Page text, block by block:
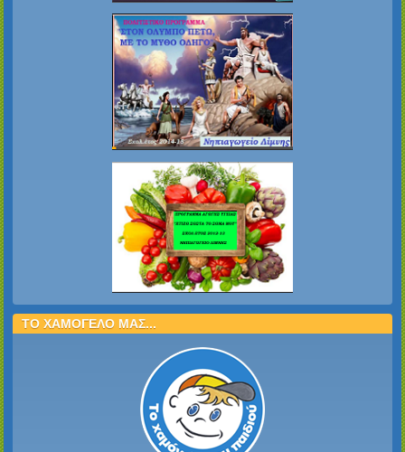
ΤΟ ΧΑΜΟΓΕΛΟ ΜΑΣ...